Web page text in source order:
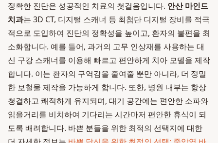
정확한 진단은 성공적인 치료의 첫걸음입니다. 안산 마인드
치과는 3D CT, 디지털 스캐너 등 최첨단 디지털 장비를 적극
적으로 도입하여 진단의 정확성을 높이고, 환자의 불편을 최
소화합니다. 예를 들어, 과거의 고무 인상재를 사용하는 대
신 구강 스캐너를 이용해 빠르고 편안하게 치아 모델을 제작
합니다. 이는 환자의 구역감을 줄여줄 뿐만 아니라, 더 정밀
한 보철물 제작을 가능하게 합니다. 또한, 병원 내부는 항상
청결하고 쾌적하게 유지되며, 대기 공간에는 편안한 소파와
읽을거리를 비치하여 기다리는 시간마저 편안한 휴식이 되
도록 배려합니다. 바쁜 분들을 위한 최적의 선택지에 대한